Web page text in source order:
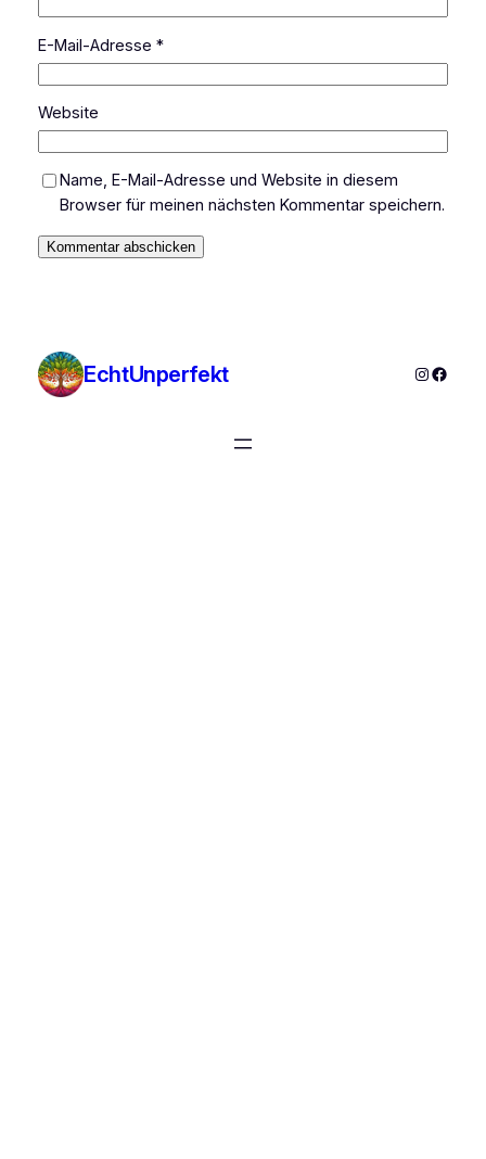
E-Mail-Adresse *
Website
Name, E-Mail-Adresse und Website in diesem
Browser für meinen nächsten Kommentar speichern.
EchtUnperfekt